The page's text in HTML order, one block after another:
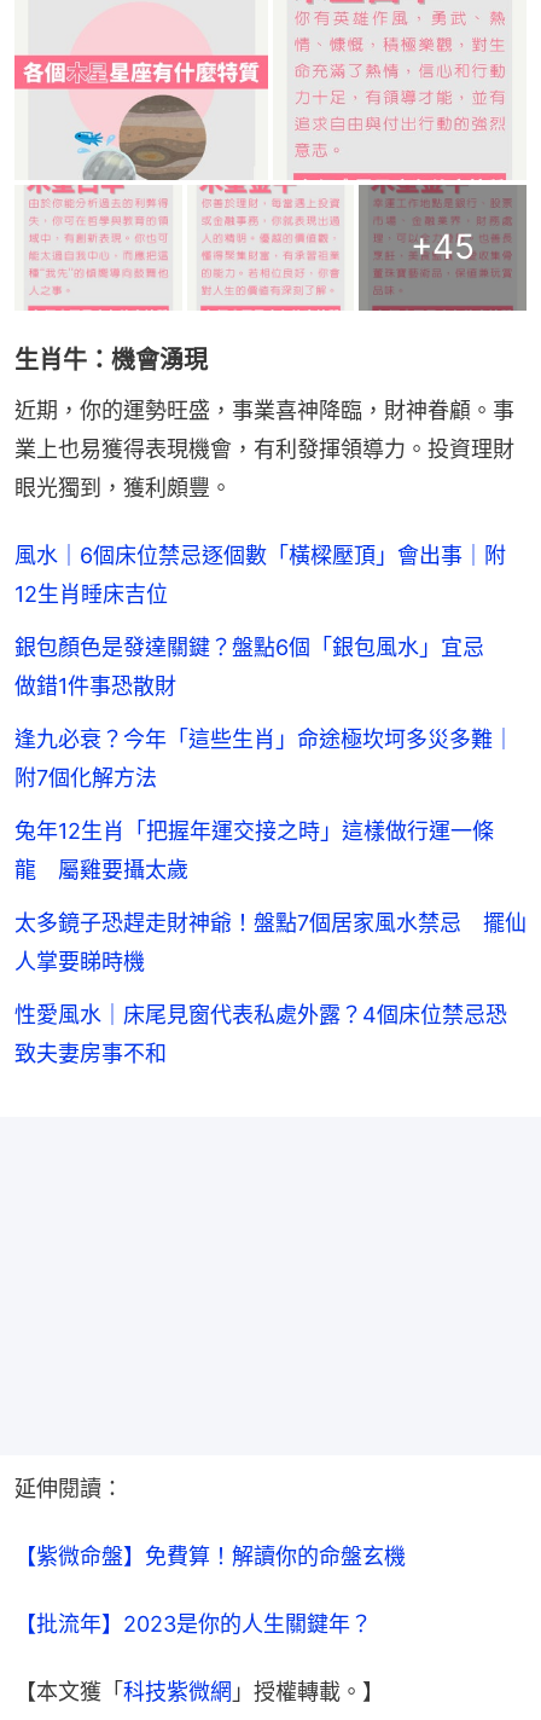
+45
生肖牛：機會湧現
近期，你的運勢旺盛，事業喜神降臨，財神眷顧。事
業上也易獲得表現機會，有利發揮領導力。投資理財
眼光獨到，獲利頗豐。
風水｜6個床位禁忌逐個數「橫樑壓頂」會出事｜附
12生肖睡床吉位
銀包顏色是發達關鍵？盤點6個「銀包風水」宜忌
做錯1件事恐散財
逢九必衰？今年「這些生肖」命途極坎坷多災多難｜
附7個化解方法
兔年12生肖「把握年運交接之時」這樣做行運一條
龍 屬雞要攝太歲
太多鏡子恐趕走財神爺！盤點7個居家風水禁忌 擺仙
人掌要睇時機
性愛風水｜床尾見窗代表私處外露？4個床位禁忌恐
致夫妻房事不和
延伸閱讀：
【紫微命盤】免費算！解讀你的命盤玄機
【批流年】2023是你的人生關鍵年？
【本文獲「科技紫微網 」授權轉載。】